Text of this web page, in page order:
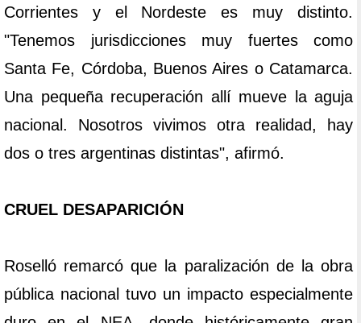
Corrientes y el Nordeste es muy distinto.
"Tenemos jurisdicciones muy fuertes como
Santa Fe, Córdoba, Buenos Aires o Catamarca.
Una pequeña recuperación allí mueve la aguja
nacional. Nosotros vivimos otra realidad, hay
dos o tres argentinas distintas", afirmó.
CRUEL DESAPARICIÓN
Roselló remarcó que la paralización de la obra
pública nacional tuvo un impacto especialmente